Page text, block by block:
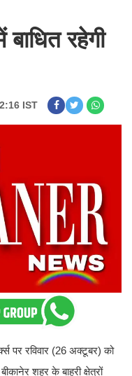
बाधित रहेगी
IST
पर रविवार (26
होने के कारण बीकानेर